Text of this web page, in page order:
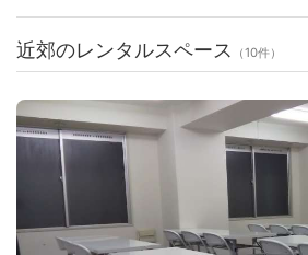
近郊のレンタルスペース （10件）